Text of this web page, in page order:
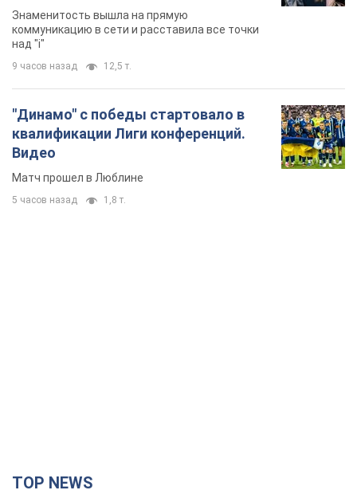
Знаменитость вышла на прямую
коммуникацию в сети и расставила все точки
над "i"
9 часов назад 12,5 т.
"Динамо" с победы стартовало в
квалификации Лиги конференций.
Видео
Матч прошел в Люблине
5 часов назад 1,8 т.
TOP NEWS